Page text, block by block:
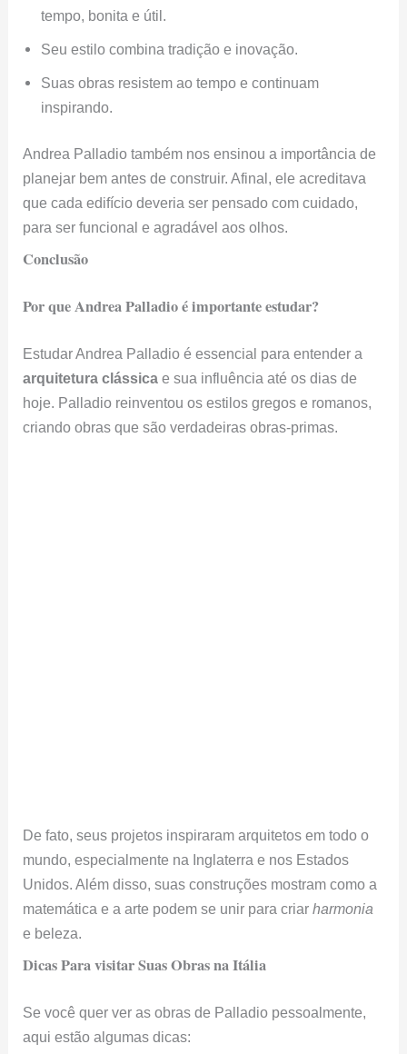
tempo, bonita e útil.
Seu estilo combina tradição e inovação.
Suas obras resistem ao tempo e continuam
inspirando.
Andrea Palladio também nos ensinou a importância de
planejar bem antes de construir. Afinal, ele acreditava
que cada edifício deveria ser pensado com cuidado,
para ser funcional e agradável aos olhos.
Conclusão
Por que Andrea Palladio é importante estudar?
Estudar Andrea Palladio é essencial para entender a
arquitetura clássica e sua influência até os dias de
hoje. Palladio reinventou os estilos gregos e romanos,
criando obras que são verdadeiras obras-primas.
De fato, seus projetos inspiraram arquitetos em todo o
mundo, especialmente na Inglaterra e nos Estados
Unidos. Além disso, suas construções mostram como a
matemática e a arte podem se unir para criarharmonia
e beleza.
Dicas Para visitar Suas Obras na Itália
Se você quer ver as obras de Palladio pessoalmente,
aqui estão algumas dicas: